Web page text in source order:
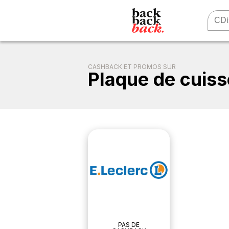
CASHBACK ET PROMOS SUR
Plaque de
PAS DE